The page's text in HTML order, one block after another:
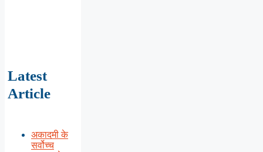
Latest
Article
अकादमी के
सर्वोच्च